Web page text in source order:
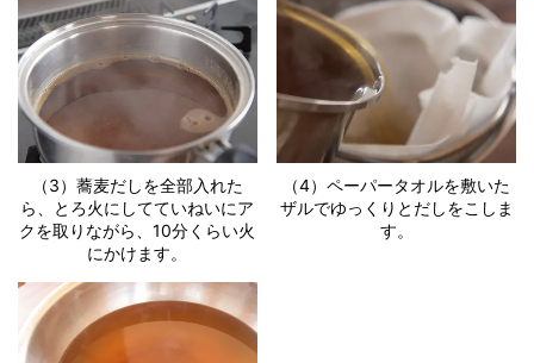
（3）蕎麦だしを全部入れた
ら、とろ火にしてていねいにア
クを取りながら、10分くらい火
にかけます。
（4）ペーパータオルを敷いた
ザルでゆっくりとだしをこしま
す。